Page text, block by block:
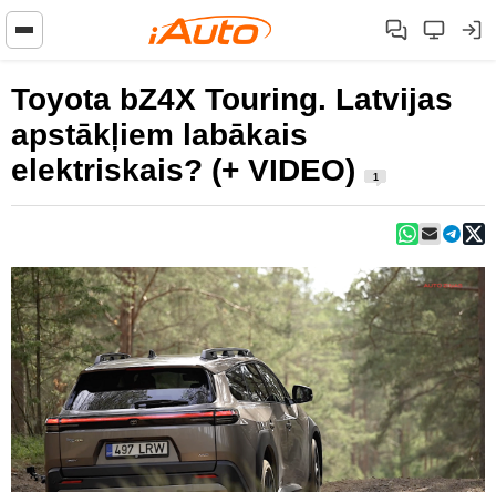
Toyota bZ4X Touring. Latvijas
apstākļiem labākais
elektriskais? (+ VIDEO)
1